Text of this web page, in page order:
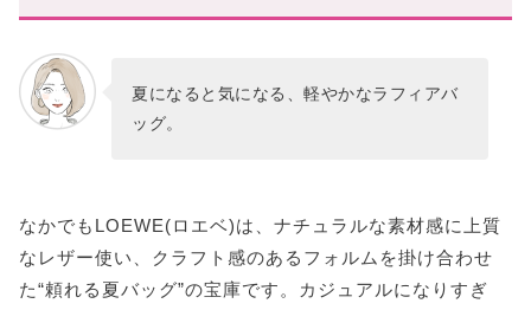
【LOEWEラフィアで夏支度を】
夏になると気になる、軽やかなラフィアバ
ッグ。
なかでもLOEWE(ロエベ)は、ナチュラルな素材感に上質
なレザー使い、クラフト感のあるフォルムを掛け合わせ
た“頼れる夏バッグ”の宝庫です。カジュアルになりすぎ